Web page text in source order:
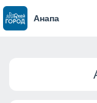
Анапа